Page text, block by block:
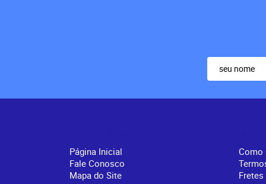
Página Inicial
Fale Conosco
Mapa do Site
Como